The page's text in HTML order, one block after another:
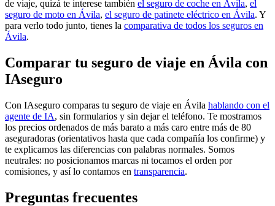
de viaje, quizá te interese también el seguro de coche en Ávila, el
seguro de moto en Ávila, el seguro de patinete eléctrico en Ávila. Y
para verlo todo junto, tienes la comparativa de todos los seguros en
Ávila.
Comparar tu seguro de viaje en Ávila con
IAseguro
Con IAseguro comparas tu seguro de viaje en Ávila hablando con el
agente de IA, sin formularios y sin dejar el teléfono. Te mostramos
los precios ordenados de más barato a más caro entre más de 80
aseguradoras (orientativos hasta que cada compañía los confirme) y
te explicamos las diferencias con palabras normales. Somos
neutrales: no posicionamos marcas ni tocamos el orden por
comisiones, y así lo contamos en transparencia.
Preguntas frecuentes